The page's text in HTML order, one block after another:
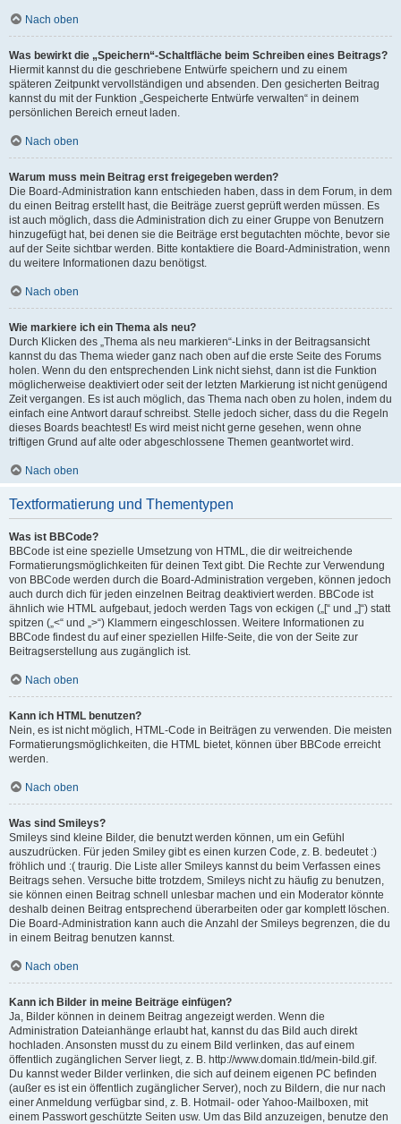
Nach oben
Was bewirkt die „Speichern“-Schaltfläche beim Schreiben eines Beitrags?
Hiermit kannst du die geschriebene Entwürfe speichern und zu einem
späteren Zeitpunkt vervollständigen und absenden. Den gesicherten Beitrag
kannst du mit der Funktion „Gespeicherte Entwürfe verwalten“ in deinem
persönlichen Bereich erneut laden.
Nach oben
Warum muss mein Beitrag erst freigegeben werden?
Die Board-Administration kann entschieden haben, dass in dem Forum, in dem
du einen Beitrag erstellt hast, die Beiträge zuerst geprüft werden müssen. Es
ist auch möglich, dass die Administration dich zu einer Gruppe von Benutzern
hinzugefügt hat, bei denen sie die Beiträge erst begutachten möchte, bevor sie
auf der Seite sichtbar werden. Bitte kontaktiere die Board-Administration, wenn
du weitere Informationen dazu benötigst.
Nach oben
Wie markiere ich ein Thema als neu?
Durch Klicken des „Thema als neu markieren“-Links in der Beitragsansicht
kannst du das Thema wieder ganz nach oben auf die erste Seite des Forums
holen. Wenn du den entsprechenden Link nicht siehst, dann ist die Funktion
möglicherweise deaktiviert oder seit der letzten Markierung ist nicht genügend
Zeit vergangen. Es ist auch möglich, das Thema nach oben zu holen, indem du
einfach eine Antwort darauf schreibst. Stelle jedoch sicher, dass du die Regeln
dieses Boards beachtest! Es wird meist nicht gerne gesehen, wenn ohne
triftigen Grund auf alte oder abgeschlossene Themen geantwortet wird.
Nach oben
Textformatierung und Thementypen
Was ist BBCode?
BBCode ist eine spezielle Umsetzung von HTML, die dir weitreichende
Formatierungsmöglichkeiten für deinen Text gibt. Die Rechte zur Verwendung
von BBCode werden durch die Board-Administration vergeben, können jedoch
auch durch dich für jeden einzelnen Beitrag deaktiviert werden. BBCode ist
ähnlich wie HTML aufgebaut, jedoch werden Tags von eckigen („[“ und „]“) statt
spitzen („<“ und „>“) Klammern eingeschlossen. Weitere Informationen zu
BBCode findest du auf einer speziellen Hilfe-Seite, die von der Seite zur
Beitragserstellung aus zugänglich ist.
Nach oben
Kann ich HTML benutzen?
Nein, es ist nicht möglich, HTML-Code in Beiträgen zu verwenden. Die meisten
Formatierungsmöglichkeiten, die HTML bietet, können über BBCode erreicht
werden.
Nach oben
Was sind Smileys?
Smileys sind kleine Bilder, die benutzt werden können, um ein Gefühl
auszudrücken. Für jeden Smiley gibt es einen kurzen Code, z. B. bedeutet :)
fröhlich und :( traurig. Die Liste aller Smileys kannst du beim Verfassen eines
Beitrags sehen. Versuche bitte trotzdem, Smileys nicht zu häufig zu benutzen,
sie können einen Beitrag schnell unlesbar machen und ein Moderator könnte
deshalb deinen Beitrag entsprechend überarbeiten oder gar komplett löschen.
Die Board-Administration kann auch die Anzahl der Smileys begrenzen, die du
in einem Beitrag benutzen kannst.
Nach oben
Kann ich Bilder in meine Beiträge einfügen?
Ja, Bilder können in deinem Beitrag angezeigt werden. Wenn die
Administration Dateianhänge erlaubt hat, kannst du das Bild auch direkt
hochladen. Ansonsten musst du zu einem Bild verlinken, das auf einem
öffentlich zugänglichen Server liegt, z. B. http://www.domain.tld/mein-bild.gif.
Du kannst weder Bilder verlinken, die sich auf deinem eigenen PC befinden
(außer es ist ein öffentlich zugänglicher Server), noch zu Bildern, die nur nach
einer Anmeldung verfügbar sind, z. B. Hotmail- oder Yahoo-Mailboxen, mit
einem Passwort geschützte Seiten usw. Um das Bild anzuzeigen, benutze den